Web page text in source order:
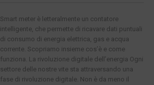
Smart meter è letteralmente un contatore
intelligente, che permette di ricavare dati puntuali
di consumo di energia elettrica, gas e acqua
corrente. Scopriamo insieme cos’è e come
funziona. La rivoluzione digitale dell’energia Ogni
settore delle nostre vite sta attraversando una
fase di rivoluzione digitale. Non è da meno il